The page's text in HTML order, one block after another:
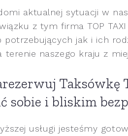
aktualnej sytuacji w
z tym firma TOP
potrzebujących jak i ich
terenie naszego kraju z
Taksówkę
sobie i bliskim
usługi jesteśmy